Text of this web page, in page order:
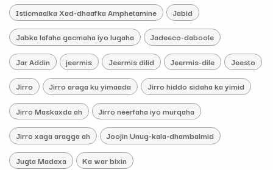
Isticmaalka Xad-dhaafka Amphetamine Jabid
Jabka lafaha gacmaha iyo lugaha Jadeeco-daboole
Jar Addin jeermis Jeermis dilid Jeermis-dile Jeesto
Jirro Jirro araga ku yimaada Jirro hiddo sidaha ka yimid
Jirro Maskaxda ah Jirro neerfaha iyo murqaha
Jirro xaga aragga ah Joojin Unug-kala-dhambalmid
Jugta Madaxa Ka war bixin